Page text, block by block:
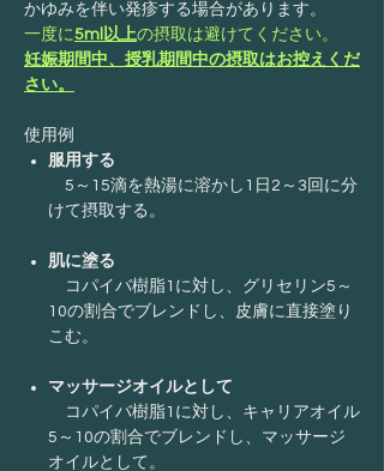
かゆみを伴い発疹する場合があります。
一度に5ml以上の摂取は避けてください。
妊娠期間中、授乳期間中の摂取はお控えくだ
さい。
使用例
服用する
5～15滴を熱湯に溶かし1日2～3回に分
けて摂取する。
肌に塗る
コパイバ樹脂1に対し、グリセリン5～
10の割合でブレンドし、皮膚に直接塗り
こむ。
マッサージオイルとして
コパイバ樹脂1に対し、キャリアオイル
5～10の割合でブレンドし、マッサージ
オイルとして。